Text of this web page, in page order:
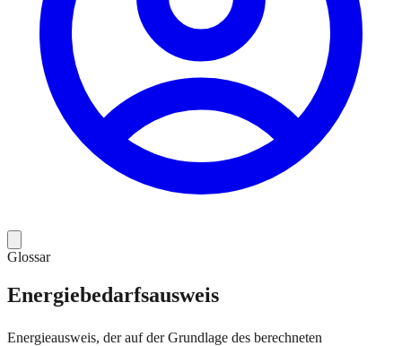
Glossar
Energiebedarfsausweis
Energieausweis, der auf der Grundlage des berechneten